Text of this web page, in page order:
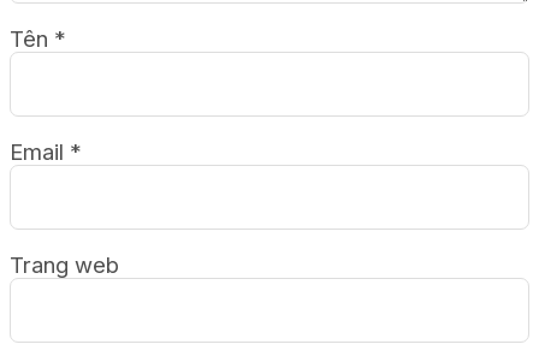
Tên *
Email *
Trang web